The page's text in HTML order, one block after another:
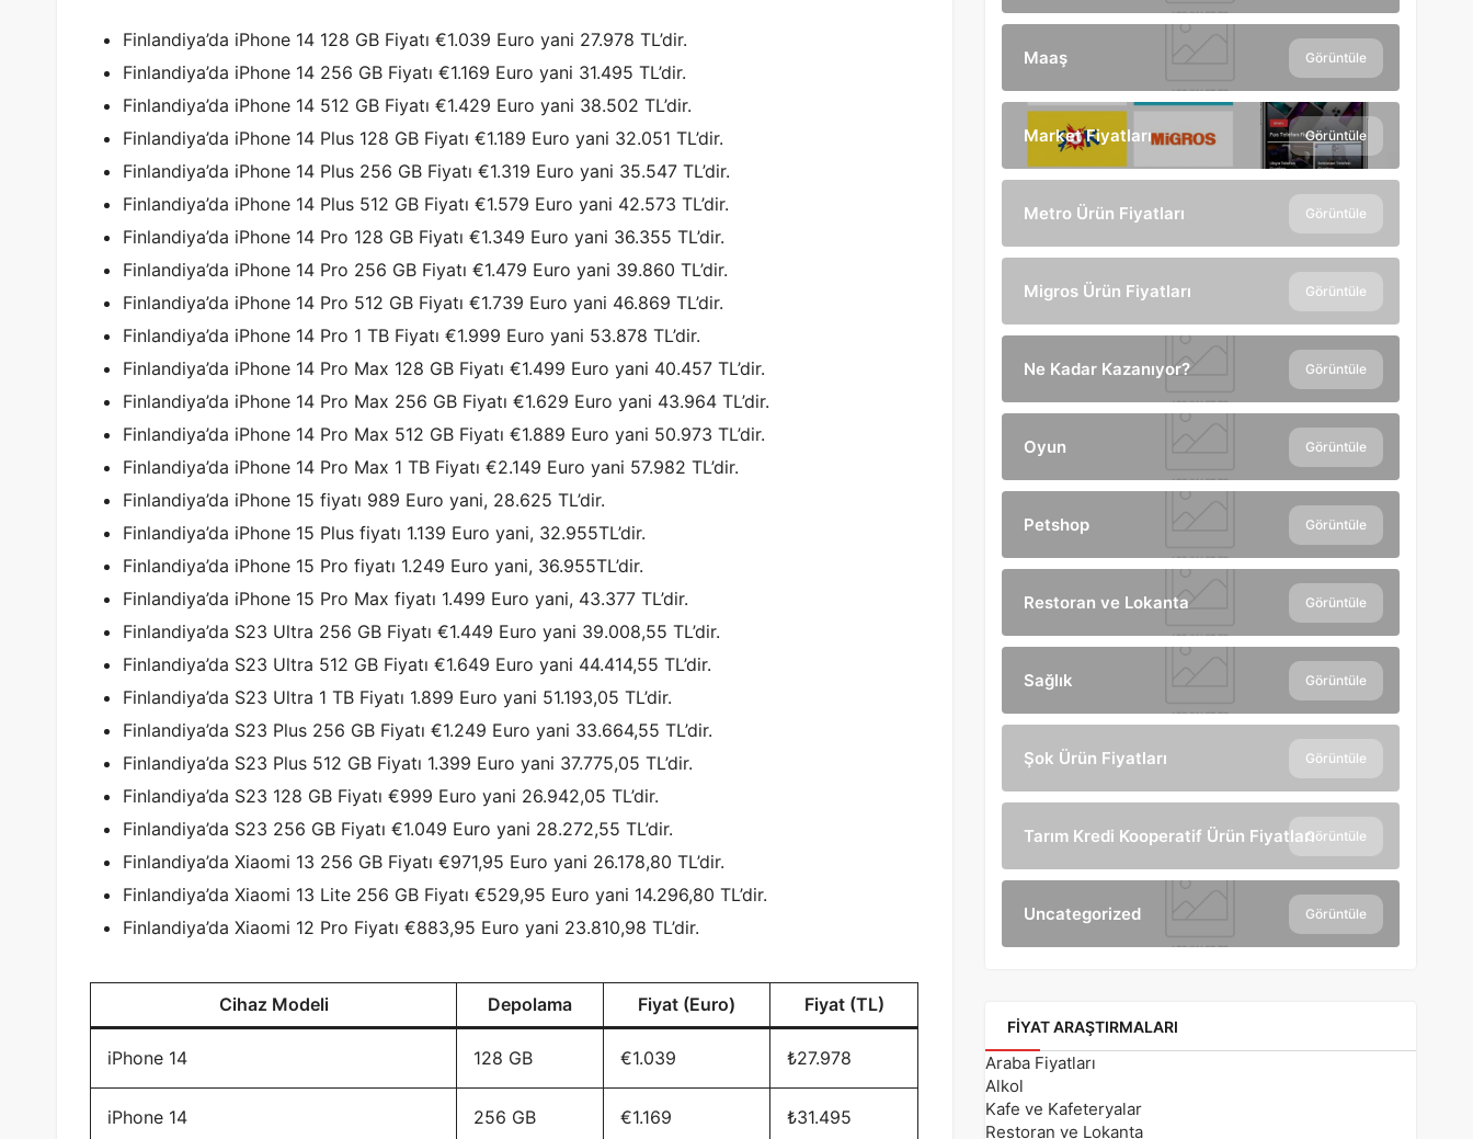
Finlandiya’da iPhone 14 128 GB Fiyatı €1.039 Euro yani 27.978 TL’dir.
Finlandiya’da iPhone 14 256 GB Fiyatı €1.169 Euro yani 31.495 TL’dir.
Finlandiya’da iPhone 14 512 GB Fiyatı €1.429 Euro yani 38.502 TL’dir.
Finlandiya’da iPhone 14 Plus 128 GB Fiyatı €1.189 Euro yani 32.051 TL’dir.
Finlandiya’da iPhone 14 Plus 256 GB Fiyatı €1.319 Euro yani 35.547 TL’dir.
Finlandiya’da iPhone 14 Plus 512 GB Fiyatı €1.579 Euro yani 42.573 TL’dir.
Finlandiya’da iPhone 14 Pro 128 GB Fiyatı €1.349 Euro yani 36.355 TL’dir.
Finlandiya’da iPhone 14 Pro 256 GB Fiyatı €1.479 Euro yani 39.860 TL’dir.
Finlandiya’da iPhone 14 Pro 512 GB Fiyatı €1.739 Euro yani 46.869 TL’dir.
Finlandiya’da iPhone 14 Pro 1 TB Fiyatı €1.999 Euro yani 53.878 TL’dir.
Finlandiya’da iPhone 14 Pro Max 128 GB Fiyatı €1.499 Euro yani 40.457 TL’dir.
Finlandiya’da iPhone 14 Pro Max 256 GB Fiyatı €1.629 Euro yani 43.964 TL’dir.
Finlandiya’da iPhone 14 Pro Max 512 GB Fiyatı €1.889 Euro yani 50.973 TL’dir.
Finlandiya’da iPhone 14 Pro Max 1 TB Fiyatı €2.149 Euro yani 57.982 TL’dir.
Finlandiya’da iPhone 15 fiyatı 989 Euro yani, 28.625 TL’dir.
Finlandiya’da iPhone 15 Plus fiyatı 1.139 Euro yani, 32.955TL’dir.
Finlandiya’da iPhone 15 Pro fiyatı 1.249 Euro yani, 36.955TL’dir.
Finlandiya’da iPhone 15 Pro Max fiyatı 1.499 Euro yani, 43.377 TL’dir.
Finlandiya’da S23 Ultra 256 GB Fiyatı €1.449 Euro yani 39.008,55 TL’dir.
Finlandiya’da S23 Ultra 512 GB Fiyatı €1.649 Euro yani 44.414,55 TL’dir.
Finlandiya’da S23 Ultra 1 TB Fiyatı 1.899 Euro yani 51.193,05 TL’dir.
Finlandiya’da S23 Plus 256 GB Fiyatı €1.249 Euro yani 33.664,55 TL’dir.
Finlandiya’da S23 Plus 512 GB Fiyatı 1.399 Euro yani 37.775,05 TL’dir.
Finlandiya’da S23 128 GB Fiyatı €999 Euro yani 26.942,05 TL’dir.
Finlandiya’da S23 256 GB Fiyatı €1.049 Euro yani 28.272,55 TL’dir.
Finlandiya’da Xiaomi 13 256 GB Fiyatı €971,95 Euro yani 26.178,80 TL’dir.
Finlandiya’da Xiaomi 13 Lite 256 GB Fiyatı €529,95 Euro yani 14.296,80 TL’dir.
Finlandiya’da Xiaomi 12 Pro Fiyatı €883,95 Euro yani 23.810,98 TL’dir.
Cihaz Modeli Depolama Fiyat (Euro) Fiyat (TL)
iPhone 14 128 GB €1.039 ₺27.978
iPhone 14 256 GB €1.169 ₺31.495
Maaş Görüntüle
Market Fiyatları Görüntüle
Metro Ürün Fiyatları Görüntüle
Migros Ürün Fiyatları Görüntüle
Ne Kadar Kazanıyor? Görüntüle
Oyun Görüntüle
Petshop Görüntüle
Restoran ve Lokanta Görüntüle
Sağlık Görüntüle
Şok Ürün Fiyatları Görüntüle
Tarım Kredi Kooperatif Ürün FiyatlarıGörüntüle
Uncategorized Görüntüle
FIYAT ARAŞTIRMALARI
Araba Fiyatları
Alkol
Kafe ve Kafeteryalar
Restoran ve Lokanta